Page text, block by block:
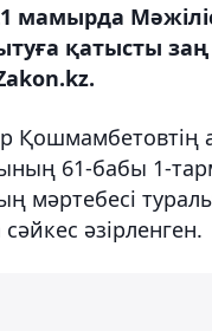
мамырда
қатысты
61-бабы 1-
мәртебесі
әзірленген.